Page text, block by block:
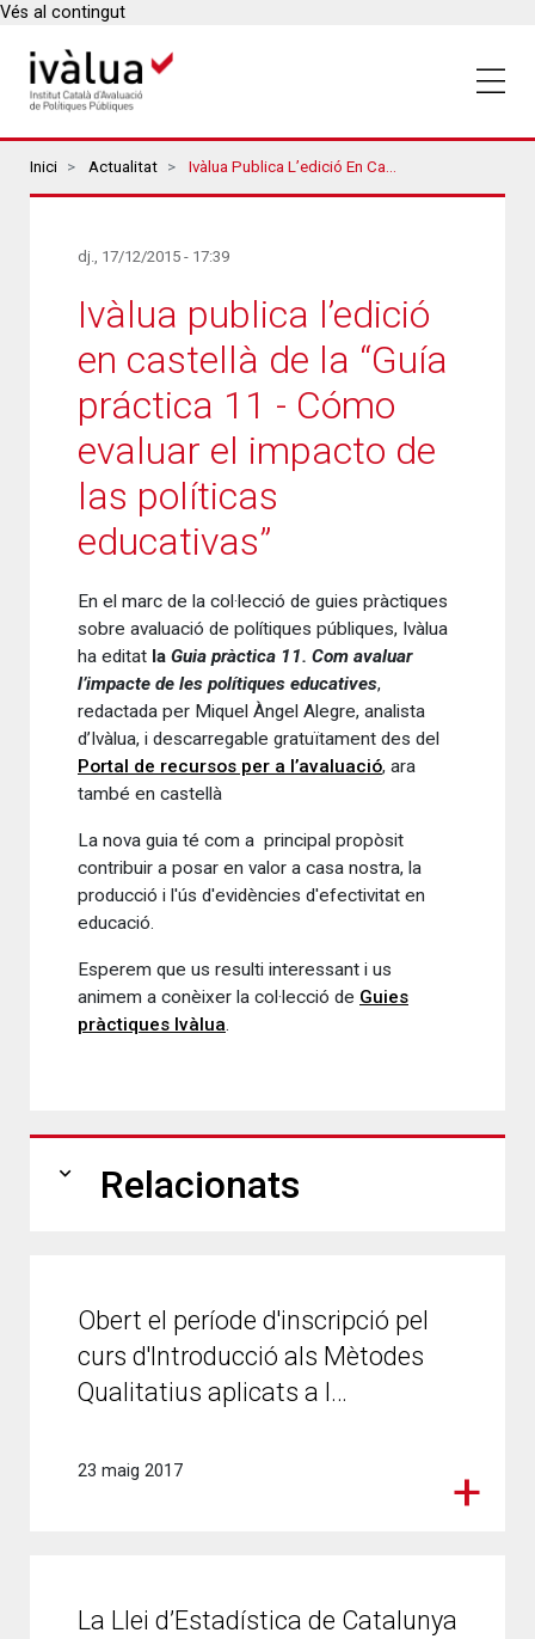
Vés al contingut
Breadcrumbs
Inici Actualitat Ivàlua Publica L’edició En Castellà De La “Guía Práctica 11 - Cómo Evaluar El Impacto De Las Políticas Educativas”
dj., 17/12/2015 - 17:39
Ivàlua publica l’edició
en castellà de la “Guía
práctica 11 - Cómo
evaluar el impacto de
las políticas
educativas”
En el marc de la col·lecció de guies pràctiques
sobre avaluació de polítiques públiques, Ivàlua
ha editat la Guia pràctica 11. Com avaluar
l’impacte de les polítiques educatives,
redactada per Miquel Àngel Alegre, analista
d’Ivàlua, i descarregable gratuïtament des del
Portal de recursos per a l’avaluació, ara
també en castellà
La nova guia té com a principal propòsit
contribuir a posar en valor a casa nostra, la
producció i l'ús d'evidències d'efectivitat en
educació.
Esperem que us resulti interessant i us
animem a conèixer la col·lecció de Guies
pràctiques Ivàlua.
expand_more Relacionats
Obert el període d'inscripció pel
curs d'Introducció als Mètodes
Qualitatius aplicats a l…
23 maig 2017
La Llei d’Estadística de Catalunya